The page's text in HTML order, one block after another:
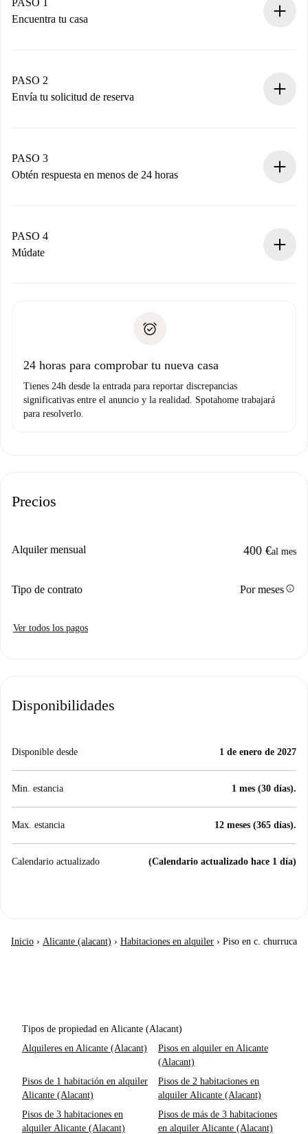
PASO 1
Encuentra tu casa
Tienes toda la información necesaria por adelantado.
PASO 2
Envía tu solicitud de reserva
propietario acepte.
PASO 3
Obtén respuesta en menos de 24 horas
contacto con el propietario.
Si es rechazada: No te haremos ningún cargo y te
Prueba de solvencia
PASO 4
Múdate
no nos comunicas ningún problema.
24 horas para comprobar tu nueva casa
Tienes 24h desde la entrada para reportar discrepancias
significativas entre el anuncio y la realidad. Spotahome trabajará
para resolverlo.
Precios
Alquiler mensual 400 €al mes
Tipo de contrato Por mesesinfo
Ver todos los pagos
Disponibilidades
Disponible desde 1 de enero de 2027
Min. estancia 1 mes (30 días).
Max. estancia 12 meses (365 días).
Calendario actualizado (Calendario actualizado hace 1 día)
Inicio › Alicante (alacant) › Habitaciones en alquiler › Piso en c. churruca
Tipos de propiedad en Alicante (Alacant)
Alquileres en Alicante (Alacant)
Pisos en alquiler en Alicante
(Alacant)
Pisos de 1 habitación en alquiler
Alicante (Alacant)
Pisos de 2 habitaciones en
alquiler Alicante (Alacant)
Pisos de 3 habitaciones en
alquiler Alicante (Alacant)
Pisos de más de 3 habitaciones
en alquiler Alicante (Alacant)